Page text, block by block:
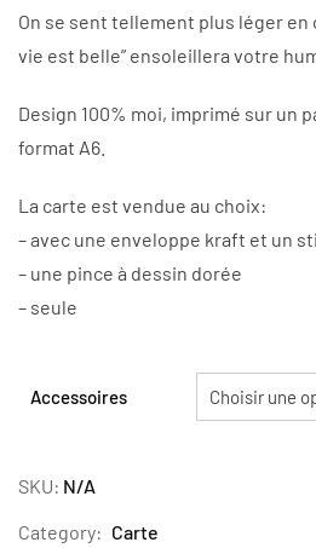
à
4.50€
On se sent tellement plus léger en
vie est belle” ensoleillera votre
Design 100% moi, imprimé sur un
format A6.
La carte est vendue au choix:
– avec une enveloppe kraft et un
– une pince à dessin dorée
– seule
Accessoires
SKU: N/A
Category: Carte